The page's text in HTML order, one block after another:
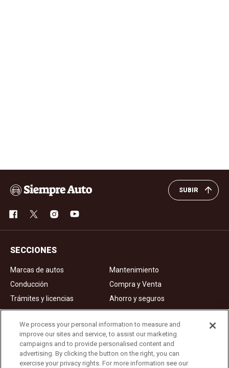
SUBIR
SECCIONES
Marcas de autos
Mantenimiento
Conducción
Compra y Venta
Trámites y licencias
Ahorro y seguros
Noticias
Videos de autos
Ad Choices
About Us
We process your personal information to measure and
improve our sites and service, to assist our marketing
campaigns and to provide personalised content and
advertising. By clicking the button on the right, you can
exercise your privacy rights. For more information see our